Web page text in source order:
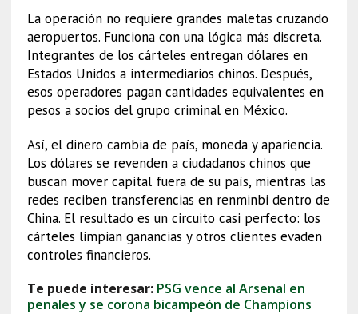
La operación no requiere grandes maletas cruzando
aeropuertos. Funciona con una lógica más discreta.
Integrantes de los cárteles entregan dólares en
Estados Unidos a intermediarios chinos. Después,
esos operadores pagan cantidades equivalentes en
pesos a socios del grupo criminal en México.
Así, el dinero cambia de país, moneda y apariencia.
Los dólares se revenden a ciudadanos chinos que
buscan mover capital fuera de su país, mientras las
redes reciben transferencias en renminbi dentro de
China. El resultado es un circuito casi perfecto: los
cárteles limpian ganancias y otros clientes evaden
controles financieros.
Te puede interesar: PSG vence al Arsenal en
penales y se corona bicampeón de Champions